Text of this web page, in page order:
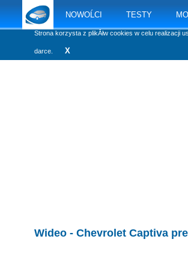
Strona korzysta z plikĂłw cookies w celu realizacji
darce. X
NOWOĹCI TESTY
Wideo - Chevrolet Captiva